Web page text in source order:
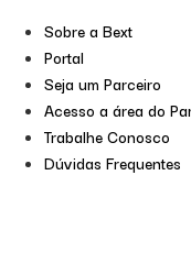
Sobre a Bext
Portal
Seja um Parceiro
Acesso a área do
Trabalhe Conosco
Dúvidas Frequentes